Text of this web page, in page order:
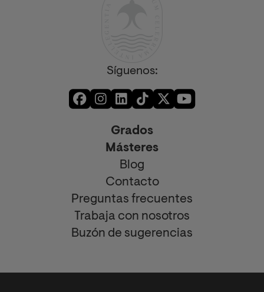
Síguenos:
Grados
Másteres
Blog
Contacto
Preguntas frecuentes
Trabaja con nosotros
Buzón de sugerencias